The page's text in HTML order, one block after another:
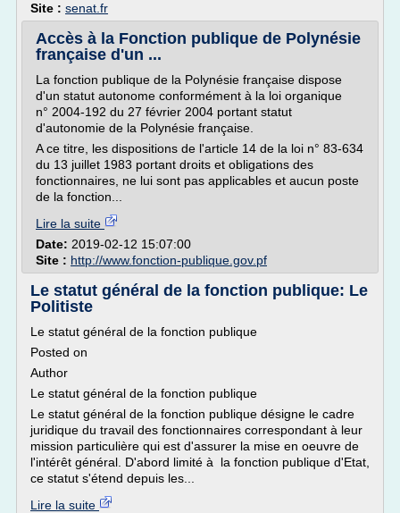
Site : senat.fr
Accès à la Fonction publique de Polynésie
française d'un ...
La fonction publique de la Polynésie française dispose
d'un statut autonome conformément à la loi organique
n° 2004-192 du 27 février 2004 portant statut
d'autonomie de la Polynésie française.
A ce titre, les dispositions de l'article 14 de la loi n° 83-634
du 13 juillet 1983 portant droits et obligations des
fonctionnaires, ne lui sont pas applicables et aucun poste
de la fonction...
Lire la suite
Date: 2019-02-12 15:07:00
Site : http://www.fonction-publique.gov.pf
Le statut général de la fonction publique: Le
Politiste
Le statut général de la fonction publique
Posted on
Author
Le statut général de la fonction publique
Le statut général de la fonction publique désigne le cadre
juridique du travail des fonctionnaires correspondant à leur
mission particulière qui est d'assurer la mise en oeuvre de
l'intérêt général. D'abord limité à la fonction publique d'Etat,
ce statut s'étend depuis les...
Lire la suite